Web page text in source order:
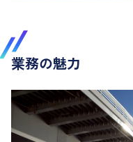
業務の魅力